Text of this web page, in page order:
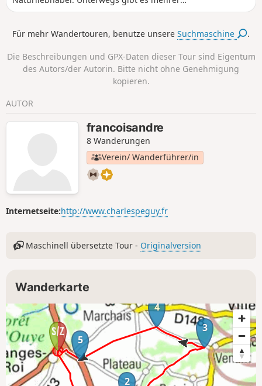
schöne Aussichtspunkte am Ufer der Orge
Chateaupers.
Für mehr Wandertouren, benutze unsereSuchmaschine .
Die Beschreibungen und GPX-Daten dieser Tour sind Eigentum
des Autors/der Autorin. Bitte nicht ohne Genehmigung
kopieren.
AUTOR
francoisandre
8 Wanderungen
Verein/ Wanderführer/in
Internetseite:http://www.charlespeguy.fr
Maschinell übersetzte Tour - Originalversion
Wanderkarte
2
3
4
5